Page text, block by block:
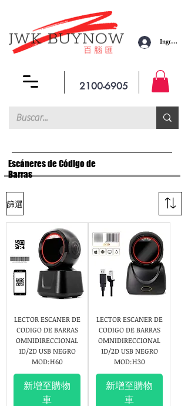
Ingresar
2100-6905
Escáneres de Código de
Barras
篩選
LECTOR ESCANER DE
CODIGO DE BARRAS
OMNIDIRECCIONAL
1D/2D USB NEGRO
MOD:H60
新增至購物
車
LECTOR ESCANER DE
CODIGO DE BARRAS
OMNIDIRECCIONAL
1D/2D USB NEGRO
MOD:H30
新增至購物
車